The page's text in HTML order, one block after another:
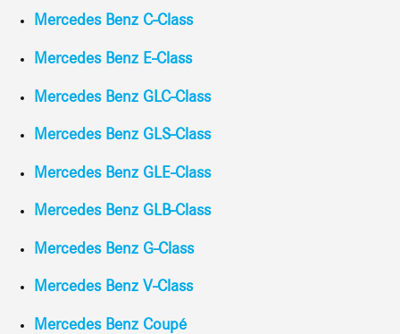
Mercedes Benz C-Class
Mercedes Benz E-Class
Mercedes Benz GLC-Class
Mercedes Benz GLS-Class
Mercedes Benz GLE-Class
Mercedes Benz GLB-Class
Mercedes Benz G-Class
Mercedes Benz V-Class
Mercedes Benz Coupé